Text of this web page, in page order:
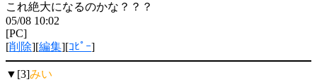
これ絶大になるのかな？？？
05/08 10:02
[PC]
[削除][編集][ｺﾋﾟｰ]
▼[3]みい